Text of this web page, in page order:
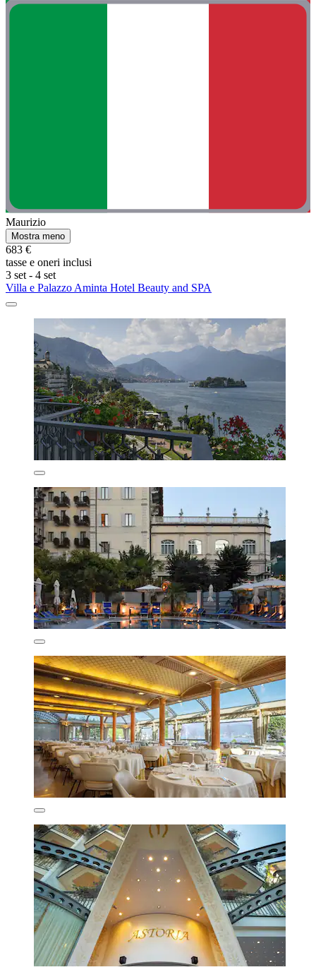
Maurizio
Mostra meno
683 €
tasse e oneri inclusi
3 set - 4 set
Villa e Palazzo Aminta Hotel Beauty and SPA